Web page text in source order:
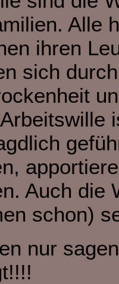
Alle
ihren
sich
Auch die
schon)
nur